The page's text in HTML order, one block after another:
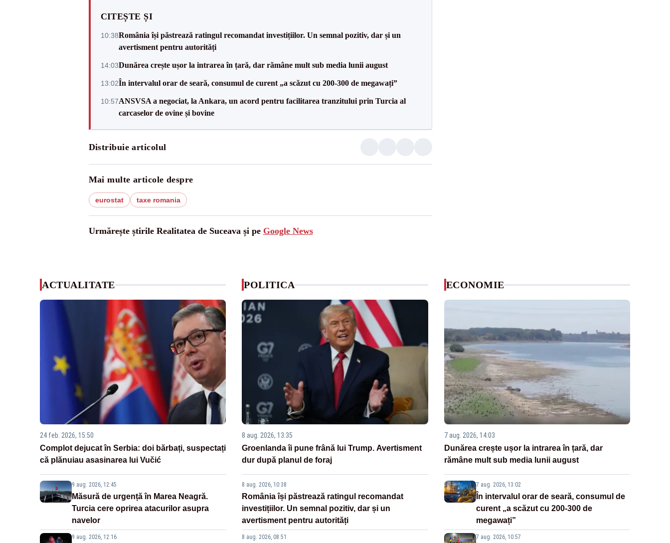
CITEȘTE ȘI
10:38România își păstrează ratingul recomandat investițiilor. Un semnal pozitiv, dar și un
avertisment pentru autorități
14:03Dunărea crește ușor la intrarea în țară, dar rămâne mult sub media lunii august
13:02În intervalul orar de seară, consumul de curent „a scăzut cu 200-300 de megawați”
10:57ANSVSA a negociat, la Ankara, un acord pentru facilitarea tranzitului prin Turcia al
carcaselor de ovine și bovine
Distribuie articolul
Mai multe articole despre
eurostat taxe romania
Urmărește știrile Realitatea de Suceava și pe Google News
ACTUALITATE
24 feb. 2026, 15:50
Complot dejucat în Serbia: doi bărbați, suspectați
că plănuiau asasinarea lui Vučić
9 aug. 2026, 12:45
Măsură de urgență în Marea Neagră.
Turcia cere oprirea atacurilor asupra
navelor
9 aug. 2026, 12:16
POLITICA
8 aug. 2026, 13:35
Groenlanda îi pune frână lui Trump. Avertisment
dur după planul de foraj
8 aug. 2026, 10:38
România își păstrează ratingul recomandat
investițiilor. Un semnal pozitiv, dar și un
avertisment pentru autorități
8 aug. 2026, 08:51
ECONOMIE
7 aug. 2026, 14:03
Dunărea crește ușor la intrarea în țară, dar
rămâne mult sub media lunii august
7 aug. 2026, 13:02
În intervalul orar de seară, consumul de
curent „a scăzut cu 200-300 de
megawați”
7 aug. 2026, 10:57